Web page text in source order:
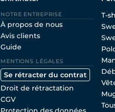
NOTRE ENTREPRISE
À propos de nous
Avis clients
Guide
MENTIONS LÉGALES
Se rétracter du contrat
Droit de rétractation
CGV
T-